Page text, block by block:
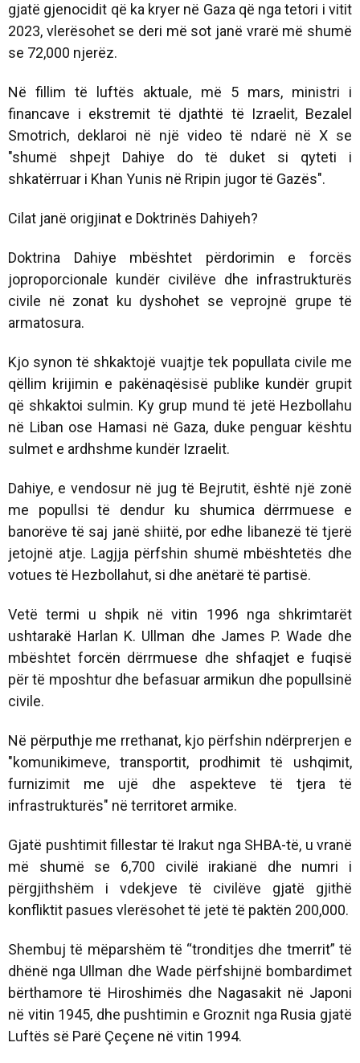
gjatë gjenocidit që ka kryer në Gaza që nga tetori i vitit
2023, vlerësohet se deri më sot janë vrarë më shumë
se 72,000 njerëz.
Në fillim të luftës aktuale, më 5 mars, ministri i
financave i ekstremit të djathtë të Izraelit, Bezalel
Smotrich, deklaroi në një video të ndarë në X se
"shumë shpejt Dahiye do të duket si qyteti i
shkatërruar i Khan Yunis në Rripin jugor të Gazës".
Cilat janë origjinat e Doktrinës Dahiyeh?
Doktrina Dahiye mbështet përdorimin e forcës
joproporcionale kundër civilëve dhe infrastrukturës
civile në zonat ku dyshohet se veprojnë grupe të
armatosura.
Kjo synon të shkaktojë vuajtje tek popullata civile me
qëllim krijimin e pakënaqësisë publike kundër grupit
që shkaktoi sulmin. Ky grup mund të jetë Hezbollahu
në Liban ose Hamasi në Gaza, duke penguar kështu
sulmet e ardhshme kundër Izraelit.
Dahiye, e vendosur në jug të Bejrutit, është një zonë
me popullsi të dendur ku shumica dërrmuese e
banorëve të saj janë shiitë, por edhe libanezë të tjerë
jetojnë atje. Lagjja përfshin shumë mbështetës dhe
votues të Hezbollahut, si dhe anëtarë të partisë.
Vetë termi u shpik në vitin 1996 nga shkrimtarët
ushtarakë Harlan K. Ullman dhe James P. Wade dhe
mbështet forcën dërrmuese dhe shfaqjet e fuqisë
për të mposhtur dhe befasuar armikun dhe popullsinë
civile.
Në përputhje me rrethanat, kjo përfshin ndërprerjen e
"komunikimeve, transportit, prodhimit të ushqimit,
furnizimit me ujë dhe aspekteve të tjera të
infrastrukturës" në territoret armike.
Gjatë pushtimit fillestar të Irakut nga SHBA-të, u vranë
më shumë se 6,700 civilë irakianë dhe numri i
përgjithshëm i vdekjeve të civilëve gjatë gjithë
konfliktit pasues vlerësohet të jetë të paktën 200,000.
Shembuj të mëparshëm të “tronditjes dhe tmerrit” të
dhënë nga Ullman dhe Wade përfshijnë bombardimet
bërthamore të Hiroshimës dhe Nagasakit në Japoni
në vitin 1945, dhe pushtimin e Groznit nga Rusia gjatë
Luftës së Parë Çeçene në vitin 1994.